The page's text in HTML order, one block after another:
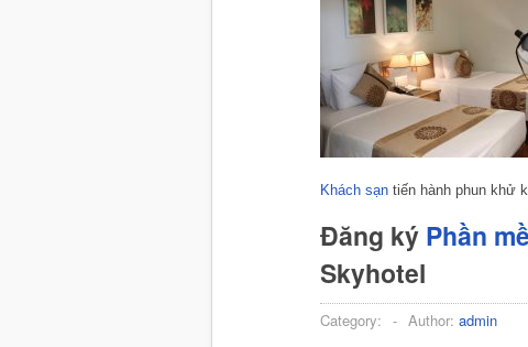
Khách sạn tiến hành phun khử
Đăng ký Phần
Skyhotel
Category: - Author: admin